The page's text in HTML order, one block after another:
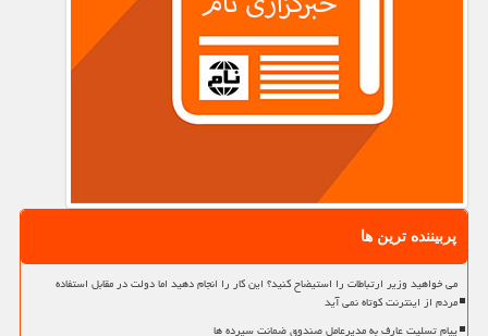
پربیننده ترین ها
می خواهید وزیر ارتباطات را استیضاح کنید؟ این کار را انجام دهید اما دولت در مقابل استفاده
مردم از اینترنت کوتاه نمی آید
پیام تسلیت عارف به مدیرعامل صندوق ضمانت سپرده ها